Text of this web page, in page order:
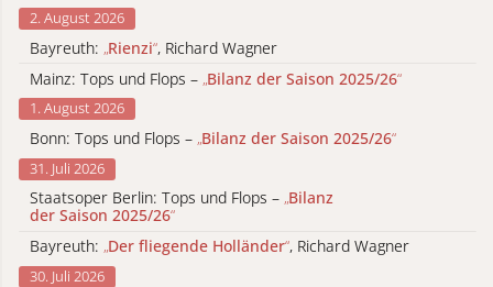
2. August 2026
Bayreuth: „Rienzi“, Richard Wagner
Mainz: Tops und Flops – „Bilanz der Saison 2025/26“
1. August 2026
Bonn: Tops und Flops – „Bilanz der Saison 2025/26“
31. Juli 2026
Staatsoper Berlin: Tops und Flops – „Bilanz
der Saison 2025/26“
Bayreuth: „Der fliegende Holländer“, Richard Wagner
30. Juli 2026